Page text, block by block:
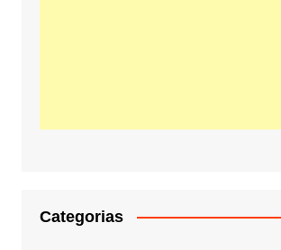
Categorias